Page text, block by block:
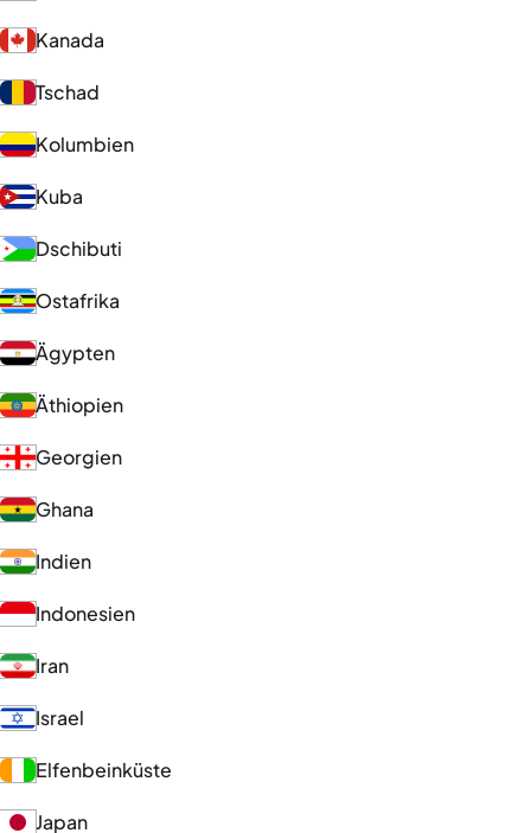
Kanada
Tschad
Kolumbien
Kuba
Dschibuti
Ostafrika
Ägypten
Äthiopien
Georgien
Ghana
Indien
Indonesien
Iran
Israel
Elfenbeinküste
Japan